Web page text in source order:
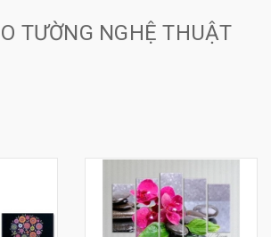
TƯỜNG NGHỆ THUẬT